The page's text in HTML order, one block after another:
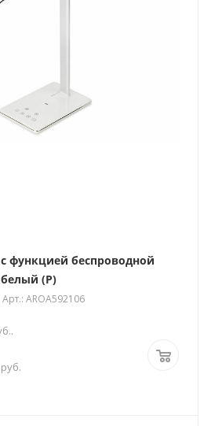
функцией беспроводной
(P)
Арт.: AROA592106